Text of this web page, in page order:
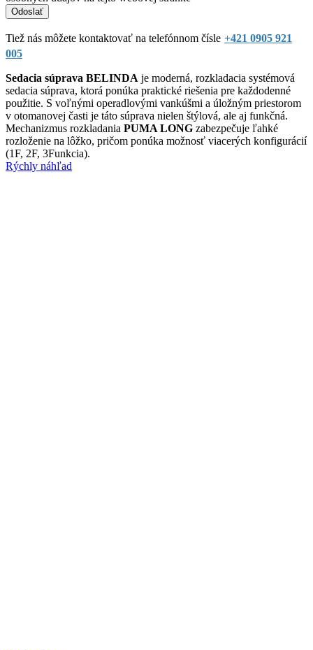
Tiež nás môžete kontaktovať na telefónnom čísle +421 0905 921
005
Sedacia súprava BELINDA je moderná, rozkladacia systémová
sedacia súprava, ktorá ponúka praktické riešenia pre každodenné
použitie. S voľnými operadlovými vankúšmi a úložným priestorom
v otomanovej časti je táto súprava nielen štýlová, ale aj funkčná.
Mechanizmus rozkladania PUMA LONG zabezpečuje ľahké
rozloženie na lôžko, pričom ponúka možnosť viacerých konfigurácií
(1F, 2F, 3Funkcia).
Rýchly náhľad